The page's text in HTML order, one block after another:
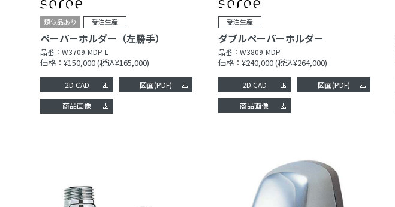
ペーパーホルダー（左勝手）
品番：W3709-MDP-L
価格：¥150,000(税込¥165,000)
2D CAD 図面(PDF)
商品画像
ダブルペーパーホルダー
品番： W3809-MDP
価格：¥240,000(税込¥264,000)
2D CAD 図面(PDF)
商品画像